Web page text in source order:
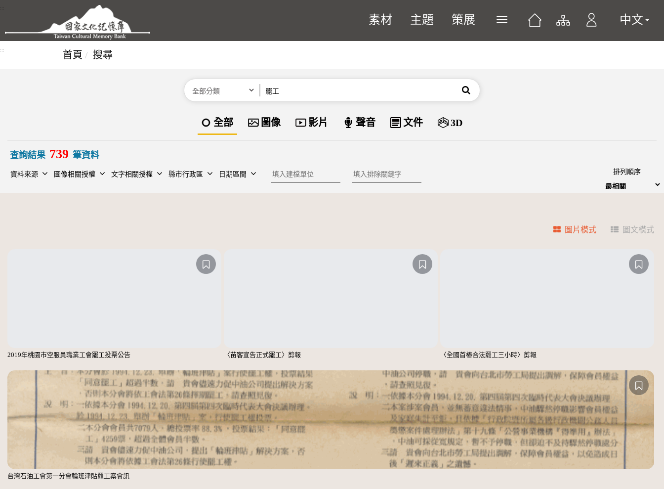
跳到主要內容區塊
:::
素材 主題 策展 展開或關閉主選單 中文
::: 首頁 搜尋
分類 搜尋
資料類型
全部 圖像 影片 聲音 文件 3D
查詢結果 739 筆資料
資料來源 圖像相關授權 文字相關授權 縣市行政區 日期區間 建檔單位 排除關鍵字 排列順序
圖片模式 圖文模式
2019年桃園市空服員職業工會罷工投票公告 〈苗客宣告正式罷工〉剪報 〈全國首樁合法罷工三小時〉剪報
台灣石油工會第一分會輪班津貼罷工案會訊